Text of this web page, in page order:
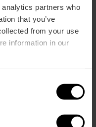
partners who
that you’ve
from your use
information in our